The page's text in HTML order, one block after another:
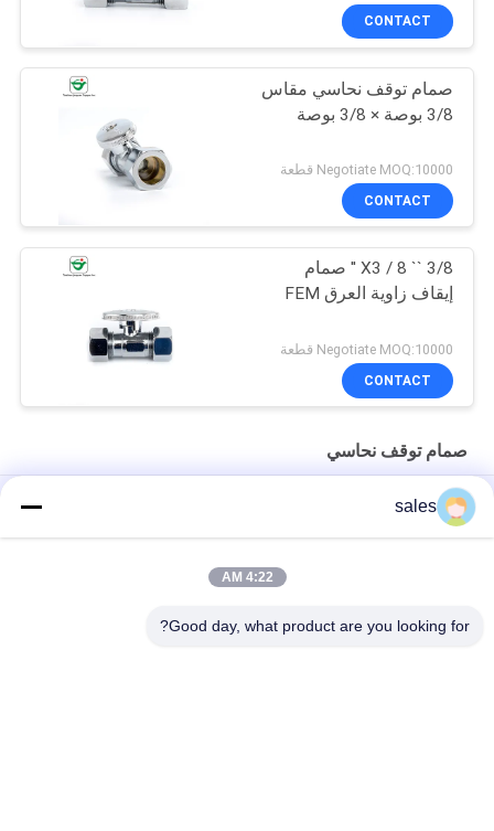
CONTACT
صمام توقف نحاسي مقاس
3/8 بوصة × 3/8 بوصة
Negotiate MOQ:10000 قطعة
CONTACT
3/8 `` X3 / 8 '' صمام
إيقاف زاوية العرق FEM
Negotiate MOQ:10000 قطعة
CONTACT
صمام توقف نحاسي
النحاس الأصفر OD
sales
4:22 AM
Good day, what product are you looking for?